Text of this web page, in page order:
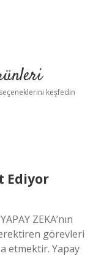
keşfedin
Ediyor
ZEKA’nın
görevleri
etmektir. Yapay